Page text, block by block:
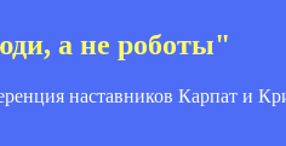
а не роботы"
наставников Карпат и